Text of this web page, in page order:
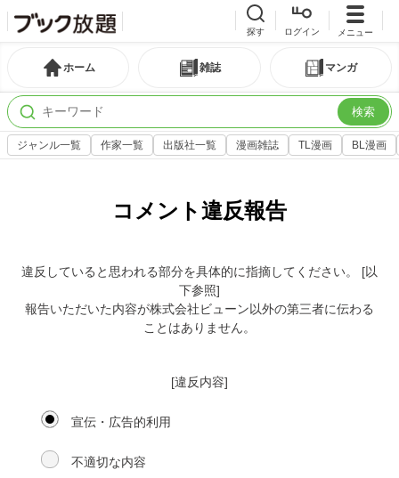
探す ログイン メニュー
ホーム 雑誌 マンガ
検索
ジャンル一覧 作家一覧 出版社一覧 漫画雑誌 TL漫画 BL漫画
コメント違反報告
違反していると思われる部分を具体的に指摘してください。 [以
下参照]
報告いただいた内容が株式会社ビューン以外の第三者に伝わる
ことはありません。
[違反内容]
宣伝・広告的利用
不適切な内容